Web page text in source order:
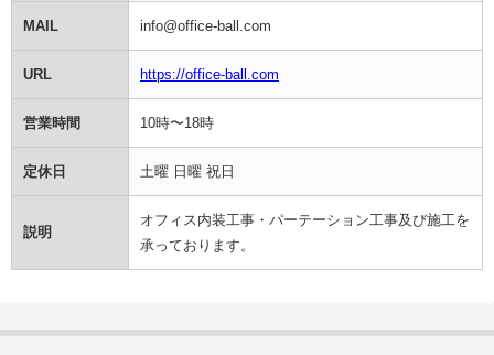
MAIL info@office-ball.com
URL https://office-ball.com
営業時間 10時〜18時
定休日 土曜 日曜 祝日
説明
オフィス内装工事・パーテーション工事及び施工を
承っております。